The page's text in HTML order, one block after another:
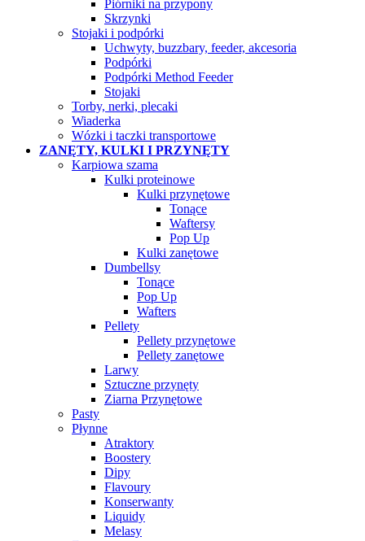
Piórniki na przypony
Skrzynki
Stojaki i podpórki
Uchwyty, buzzbary, feeder, akcesoria
Podpórki
Podpórki Method Feeder
Stojaki
Torby, nerki, plecaki
Wiaderka
Wózki i taczki transportowe
ZANĘTY, KULKI I PRZYNĘTY
Karpiowa szama
Kulki proteinowe
Kulki przynętowe
Tonące
Waftersy
Pop Up
Kulki zanętowe
Dumbellsy
Tonące
Pop Up
Wafters
Pellety
Pellety przynętowe
Pellety zanętowe
Larwy
Sztuczne przynęty
Ziarna Przynętowe
Pasty
Płynne
Atraktory
Boostery
Dipy
Flavoury
Konserwanty
Liquidy
Melasy